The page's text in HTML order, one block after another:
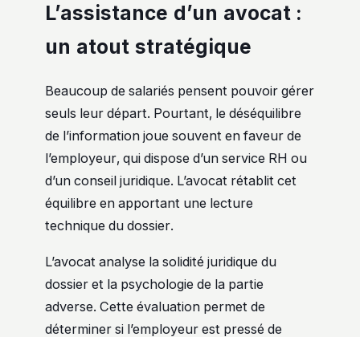
L’assistance d’un avocat :
un atout stratégique
Beaucoup de salariés pensent pouvoir gérer
seuls leur départ. Pourtant, le déséquilibre
de l’information joue souvent en faveur de
l’employeur, qui dispose d’un service RH ou
d’un conseil juridique. L’avocat rétablit cet
équilibre en apportant une lecture
technique du dossier.
L’avocat analyse la solidité juridique du
dossier et la psychologie de la partie
adverse. Cette évaluation permet de
déterminer si l’employeur est pressé de